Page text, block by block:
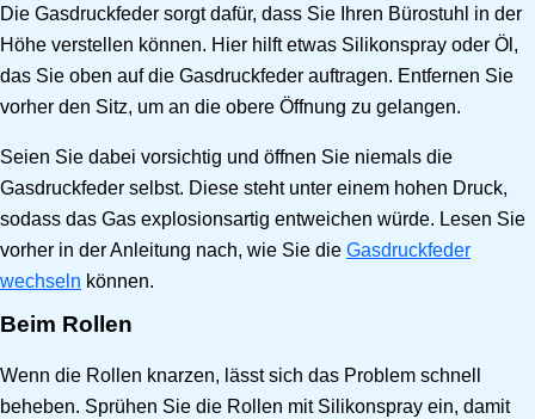
Die Gasdruckfeder sorgt dafür, dass Sie Ihren Bürostuhl in der
Höhe verstellen können. Hier hilft etwas Silikonspray oder Öl,
das Sie oben auf die Gasdruckfeder auftragen. Entfernen Sie
vorher den Sitz, um an die obere Öffnung zu gelangen.
Seien Sie dabei vorsichtig und öffnen Sie niemals die
Gasdruckfeder selbst. Diese steht unter einem hohen Druck,
sodass das Gas explosionsartig entweichen würde. Lesen Sie
vorher in der Anleitung nach, wie Sie die Gasdruckfeder
wechseln können.
Beim Rollen
Wenn die Rollen knarzen, lässt sich das Problem schnell
beheben. Sprühen Sie die Rollen mit Silikonspray ein, damit